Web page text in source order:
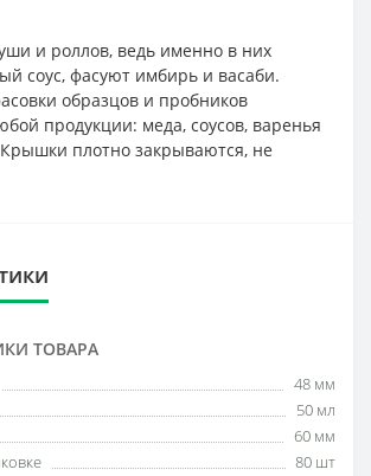
и роллов, ведь именно в них
соус, фасуют имбирь и васаби.
образцов и пробников
продукции: меда, соусов, варенья
плотно закрываются, не
ТОВАРА
48 мм
50 мл
60 мм
80 шт